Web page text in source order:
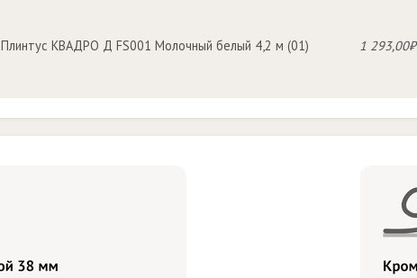
Плинтус КВАДРО Д FS001 Молочный белый 4,2 м (01) 1 293,00₽